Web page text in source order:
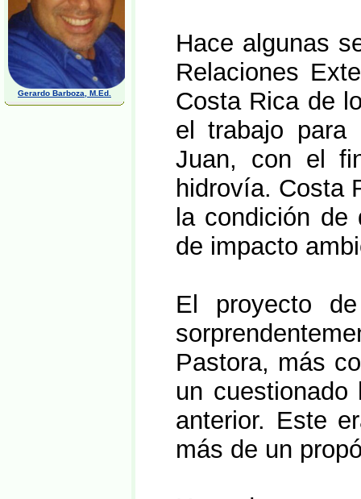
Gerardo Barboza, M.Ed.
Hace algunas
Relaciones
Costa Rica de
el trabajo para
Juan, con el
hidrovía. Costa
la condición
de impacto
El proyecto
Pastora, más
un
anterior. Este
más de un